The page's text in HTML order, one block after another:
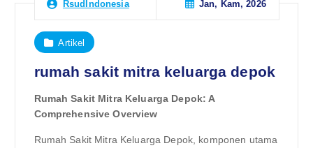
RsudIndonesia Jan, Kam, 2026
Artikel
rumah sakit mitra keluarga depok
Rumah Sakit Mitra Keluarga Depok: A
Comprehensive Overview
Rumah Sakit Mitra Keluarga Depok, komponen utama